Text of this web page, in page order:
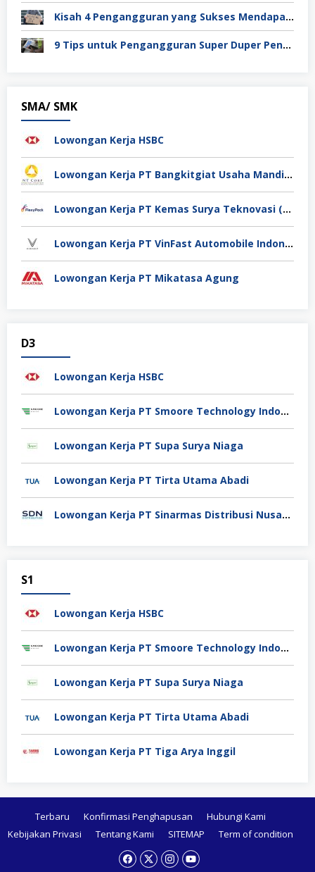
Kisah 4 Pengangguran yang Sukses Mendapat Kerja
9 Tips untuk Pengangguran Super Duper Penting
SMA/ SMK
Lowongan Kerja HSBC
Lowongan Kerja PT Bangkitgiat Usaha Mandiri (NT Corp)
Lowongan Kerja PT Kemas Surya Teknovasi (FlexyPack)
Lowongan Kerja PT VinFast Automobile Indonesia
Lowongan Kerja PT Mikatasa Agung
D3
Lowongan Kerja HSBC
Lowongan Kerja PT Smoore Technology Indonesia
Lowongan Kerja PT Supa Surya Niaga
Lowongan Kerja PT Tirta Utama Abadi
Lowongan Kerja PT Sinarmas Distribusi Nusantara
S1
Lowongan Kerja HSBC
Lowongan Kerja PT Smoore Technology Indonesia
Lowongan Kerja PT Supa Surya Niaga
Lowongan Kerja PT Tirta Utama Abadi
Lowongan Kerja PT Tiga Arya Inggil
Terbaru Konfirmasi Penghapusan
Hubungi Kami
Kebijakan Privasi
Tentang Kami SITEMAP Term of condition